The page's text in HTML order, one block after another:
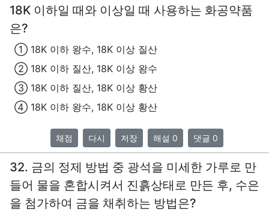
18K 이하일 때와 이상일 때 사용하는 화공약품
은?
① 18K 이하 왕수, 18K 이상 질산
② 18K 이하 질산, 18K 이상 왕수
③ 18K 이하 질산, 18K 이상 황산
④ 18K 이하 왕수, 18K 이상 황산
채점 다시 저장 해설 0 댓글 0
32. 금의 정제 방법 중 광석을 미세한 가루로 만
들어 물을 혼합시켜서 진흙상태로 만든 후, 수은
을 첨가하여 금을 채취하는 방법은?